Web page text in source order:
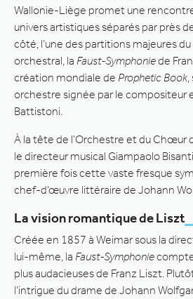
Wallonie-Liège promet une
univers artistiques séparés par près
côté, l’une des partitions majeures
orchestral, la Faust-Symphoniede
création mondiale de Prophetic Book
orchestre signée par le compositeur
Battistoni.
À la tête de l’Orchestre et du Chœur
le directeur musical Giampaolo
première fois cette vaste fresque
chef-d’œuvre littéraire de Johann
La vision romantique de Liszt
Créée en 1857 à Weimar sous la
lui-même, la Faust-Symphonie
plus audacieuses de Franz Liszt.
l’intrigue du drame de Johann